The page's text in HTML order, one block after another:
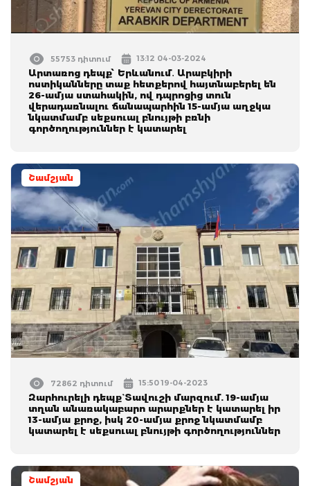
55753 դիտում 13:12 04-03-2024
Արտառոց դեպք՝ Երևանում․ Արաբկիրի
ոստիկանները տաք հետքերով հայտնաբերել են
26-ամյա ստահակին, ով դպրոցից տուն
վերադառնալու ճանապարհին 15-ամյա աղջկա
նկատմամբ սեքսուալ բնույթի բռնի
գործողություններ է կատարել
Շամշյան
72862 դիտում 15:50 19-04-2023
Զարհուրելի դեպք` Տավուշի մարզում. 19-ամյա
տղան անառակաբարո արարքներ է կատարել իր
13-ամյա քրոջ, իսկ 20-ամյա քրոջ նկատմամբ
կատարել է սեքսուալ բնույթի գործողություններ
Շամշյան